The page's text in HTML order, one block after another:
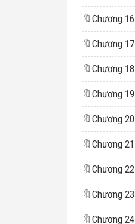
🔖 Chương 16
🔖 Chương 17
🔖 Chương 18
🔖 Chương 19
🔖 Chương 20
🔖 Chương 21
🔖 Chương 22
🔖 Chương 23
🔖 Chương 24